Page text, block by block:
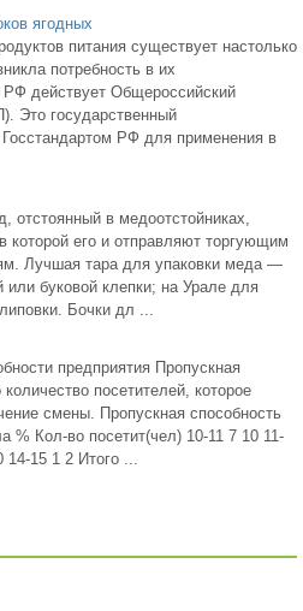
ягодных
питания существует настолько
потребность в их
действует Общероссийский
Это государственный
РФ для применения в
отстоянный в медоотстойниках,
которой его и отправляют торгующим
Лучшая тара для упаковки меда —
буковой клепки; на Урале для
Бочки дл ...
предприятия Пропускная
посетителей, которое
смены. Пропускная способность
% Кол-во посетит(чел) 10-11 7 10 11-
14-15 1 2 Итого ...